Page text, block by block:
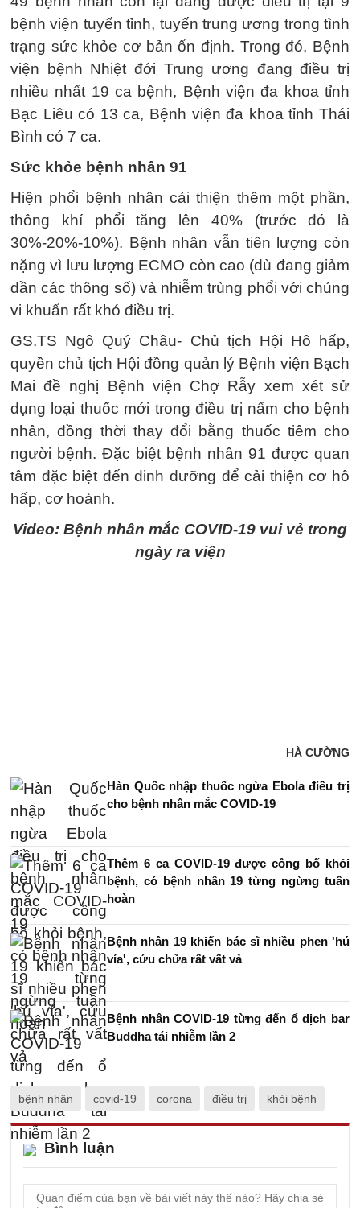
bệnh viện tuyến tỉnh, tuyến trung ương trong tình
trạng sức khỏe cơ bản ổn định. Trong đó, Bệnh
viện bệnh Nhiệt đới Trung ương đang điều trị
nhiều nhất 19 ca bệnh, Bệnh viện đa khoa tỉnh
Bạc Liêu có 13 ca, Bệnh viện đa khoa tỉnh Thái
Bình có 7 ca.
Sức khỏe bệnh nhân 91
Hiện phổi bệnh nhân cải thiện thêm một phần,
thông khí phổi tăng lên 40% (trước đó là
30%-20%-10%). Bệnh nhân vẫn tiên lượng còn
nặng vì lưu lượng ECMO còn cao (dù đang giảm
dần các thông số) và nhiễm trùng phổi với chủng
vi khuẩn rất khó điều trị.
GS.TS Ngô Quý Châu- Chủ tịch Hội Hô hấp,
quyền chủ tịch Hội đồng quản lý Bệnh viện Bạch
Mai đề nghị Bệnh viện Chợ Rẫy xem xét sử
dụng loại thuốc mới trong điều trị nấm cho bệnh
nhân, đồng thời thay đổi bằng thuốc tiêm cho
người bệnh. Đặc biệt bệnh nhân 91 được quan
tâm đặc biệt đến dinh dưỡng để cải thiện cơ hô
hấp, cơ hoành.
Video: Bệnh nhân mắc COVID-19 vui vẻ trong
ngày ra viện
HÀ CƯỜNG
Hàn Quốc nhập thuốc ngừa Ebola điều trị
cho bệnh nhân mắc COVID-19
Thêm 6 ca COVID-19 được công bố khỏi
bệnh, có bệnh nhân 19 từng ngừng tuần
hoàn
Bệnh nhân 19 khiến bác sĩ nhiều phen 'hú
vía', cứu chữa rất vất vả
Bệnh nhân COVID-19 từng đến ổ dịch bar
Buddha tái nhiễm lần 2
bệnh nhân covid-19 corona điều trị khỏi bệnh
Bình luận